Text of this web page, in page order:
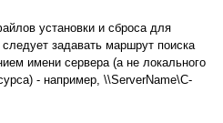
установки и сброса для
задавать маршрут поиска
имени сервера (а не локального
- например, \\ServerName\C-